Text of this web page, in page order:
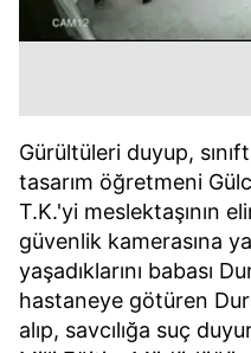
Gürültüleri duyup,
tasarım öğretmeni
T.K.'yi meslektaşının
güvenlik kamerasına
yaşadıklarını babası
hastaneye götüren
alıp, savcılığa suç